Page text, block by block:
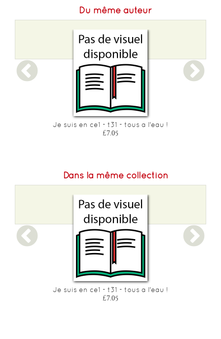
Du même auteur
Je suis en ce1 - t31 - tous a l'eau !
£7.05
Dans la même collection
Je suis en ce1 - t31 - tous a l'eau !
£7.05